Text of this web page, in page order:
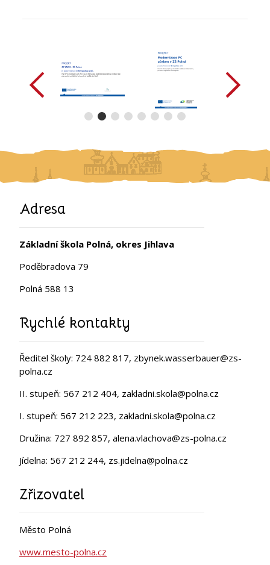
Adresa
Základní škola Polná, okres Jihlava
Poděbradova 79
Polná 588 13
Rychlé kontakty
Ředitel školy: 724 882 817, zbynek.wasserbauer@zs-
polna.cz
II. stupeň: 567 212 404, zakladni.skola@polna.cz
I. stupeň: 567 212 223, zakladni.skola@polna.cz
Družina: 727 892 857, alena.vlachova@zs-polna.cz
Jídelna: 567 212 244, zs.jidelna@polna.cz
Zřizovatel
Město Polná
www.mesto-polna.cz